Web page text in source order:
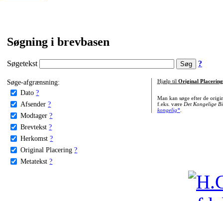
Søgning i brevbasen
Søgetekst ?
Søge-afgrænsning:
Dato ?
Afsender ?
Modtager ?
Brevtekst ?
Herkomst ?
Original Placering ?
Metatekst ?
Hjælp til Original Placering
Man kan søge efter de
f.eks. være Det Kongelige
kongelig*.